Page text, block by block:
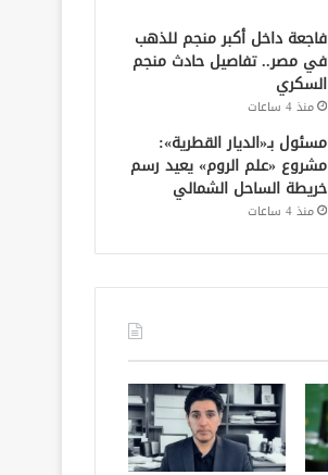
فاجعة داخل أكبر منجم للذهب
في مصر.. تفاصيل حادث منجم
السكري
منذ 4 ساعات
مسئول بـ«الديار القطرية»:
مشروع «علم الروم» يعيد رسم
خريطة الساحل الشمالي
منذ 4 ساعات